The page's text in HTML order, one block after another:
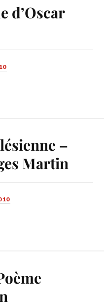
d’Oscar
–
Martin